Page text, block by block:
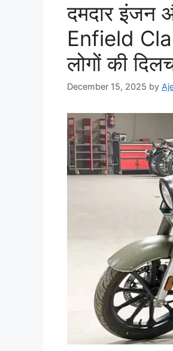
दमदार इंजन
Enfield
लोगों की
December 15, 2025 by